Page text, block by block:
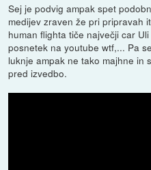
Sej je podvig ampak spet
medijev zraven že pri pripravah
human flighta tiče največji car
posnetek na youtube wtf,... Pa
luknje ampak ne tako majhne in
pred izvedbo.